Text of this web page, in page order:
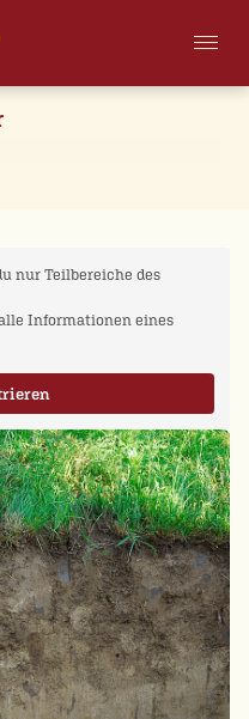
nur Teilbereiche des
Informationen eines